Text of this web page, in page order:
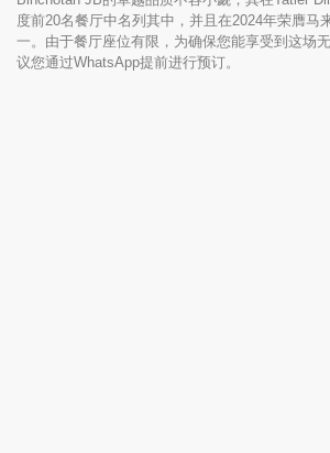
度前20名餐厅中名列其中，并且在2024年荣膺马
一。由于餐厅座位有限，为确保您能享受到这场
议您通过WhatsApp提前进行预订。